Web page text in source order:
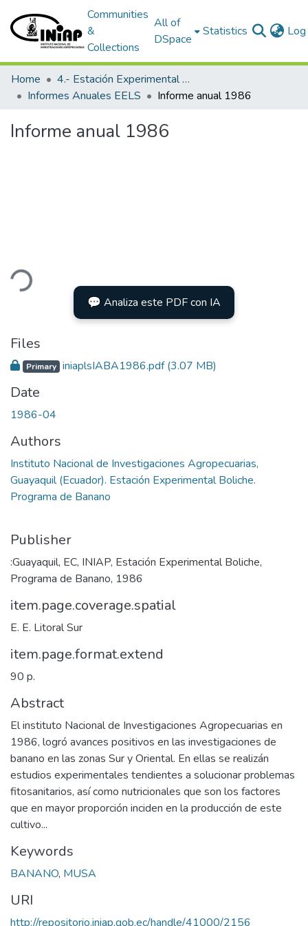
Communities
&
Collections
All of
DSpace
Statistics
Home
4.- Estación Experimental Litoral Sur
Informes Anuales EELS
Informe anual 1986
Informe anual 1986
💬 Analiza este PDF con IA
Files
Primary iniaplsIABA1986.pdf(3.07 MB)
Date
1986-04
Authors
Instituto Nacional de Investigaciones Agropecuarias,
Guayaquil (Ecuador). Estación Experimental Boliche.
Programa de Banano
Publisher
:Guayaquil, EC, INIAP, Estación Experimental Boliche,
Programa de Banano, 1986
item.page.coverage.spatial
E. E. Litoral Sur
item.page.format.extend
90 p.
Abstract
El instituto Nacional de Investigaciones Agropecuarias en
1986, logró avances positivos en las investigaciones de
banano en las zonas Sur y Oriental. En ellas se realizán
estudios experimentales tendientes a solucionar problemas
fitosanitarios, así como nutricionales que son los factores
que en mayor proporción inciden en la producción de este
cultivo...
Keywords
BANANO, MUSA
URI
http://repositorio.iniap.gob.ec/handle/41000/2156